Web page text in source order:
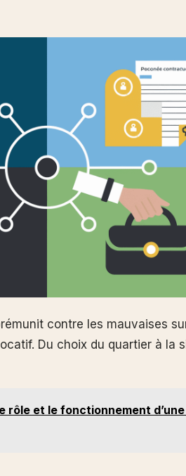
contre les mauvaises
Du choix du quartier à la
rôle et le fonctionnement